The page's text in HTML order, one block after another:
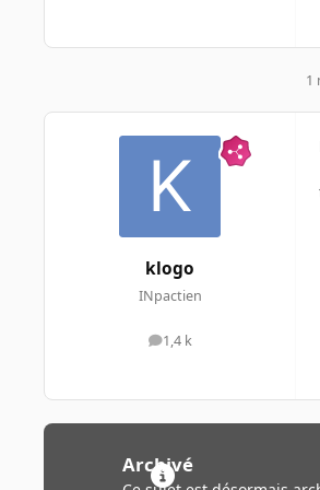
1
klogo
INpactien
1,4 k
messages
Archivé